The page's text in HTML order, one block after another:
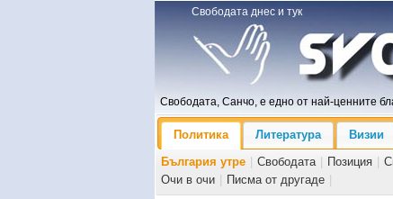
Свободата днес и тук
Свободата, Санчо, е едно от най-ценните
Политика Литература Визии
България утре
Свободата Позиция
Очи в очи
Писма от другаде